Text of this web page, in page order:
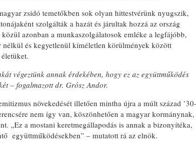
zsidó temetőkben sok olyan hittestvérünk nyugszik,
szolgálták a hazát és járultak hozzá az ország
azonban a munkaszolgálatosok emléke a legfájóbb,
és kegyetlenül kíméletlen körülmények között
végeztünk annak érdekében, hogy ez az együttműködés
– fogalmazott dr. Grósz Andor.
növekedését illetően mintha újra a múlt század ’30-
nem így van, köszönhetően a magyar kormánynak,
„Ez a mostani keretmegállapodás is annak a bizonyítéka,
együttműködésekben” – mutatott rá az elnök.